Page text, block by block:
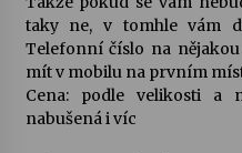
taky ne, v tomhle vám
Telefonní číslo na nějakou
mít v mobilu na prvním
Cena: podle velikosti a
nabušená i víc